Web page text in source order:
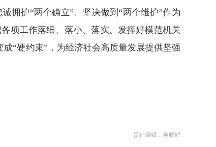
诚拥护“两个确立”、坚决做到“两个维护”作为
项工作落细、落小、落实。发挥好模范机关
“硬约束”，为经济社会高质量发展提供坚强
责任编辑：吴晓娟